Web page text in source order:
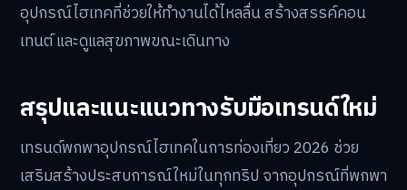
อุปกรณ์ไฮเทคที่ช่วยให้ทำงานได้ไหลลื่น สร้างสรรค์คอน
เทนต์ และดูแลสุขภาพขณะเดินทาง
สรุปและแนะแนวทางรับมือเทรนด์ใหม่
เทรนด์พกพาอุปกรณ์ไฮเทคในการท่องเที่ยว 2026 ช่วย
เสริมสร้างประสบการณ์ใหม่ในทุกทริป จากอุปกรณ์ที่พกพา